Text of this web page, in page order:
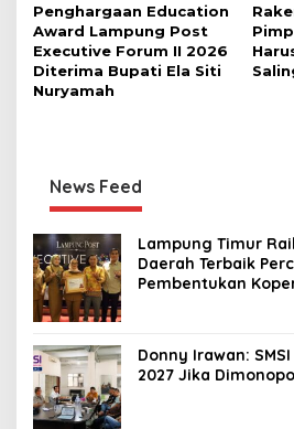
Penghargaan Education
Award Lampung Post
Executive Forum II 2026
Diterima Bupati Ela Siti
Nuryamah
News Feed
Lampung Timur
Daerah Terbaik
Pembentukan
Donny Irawan:
2027 Jika